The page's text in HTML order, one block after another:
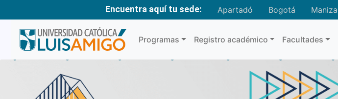
Encuentra aquí tu sede: Apartadó Bogotá
Programas Registro académico Facultades